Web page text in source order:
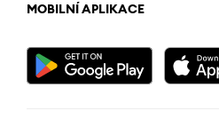
MOBILNÍ APLIKACE